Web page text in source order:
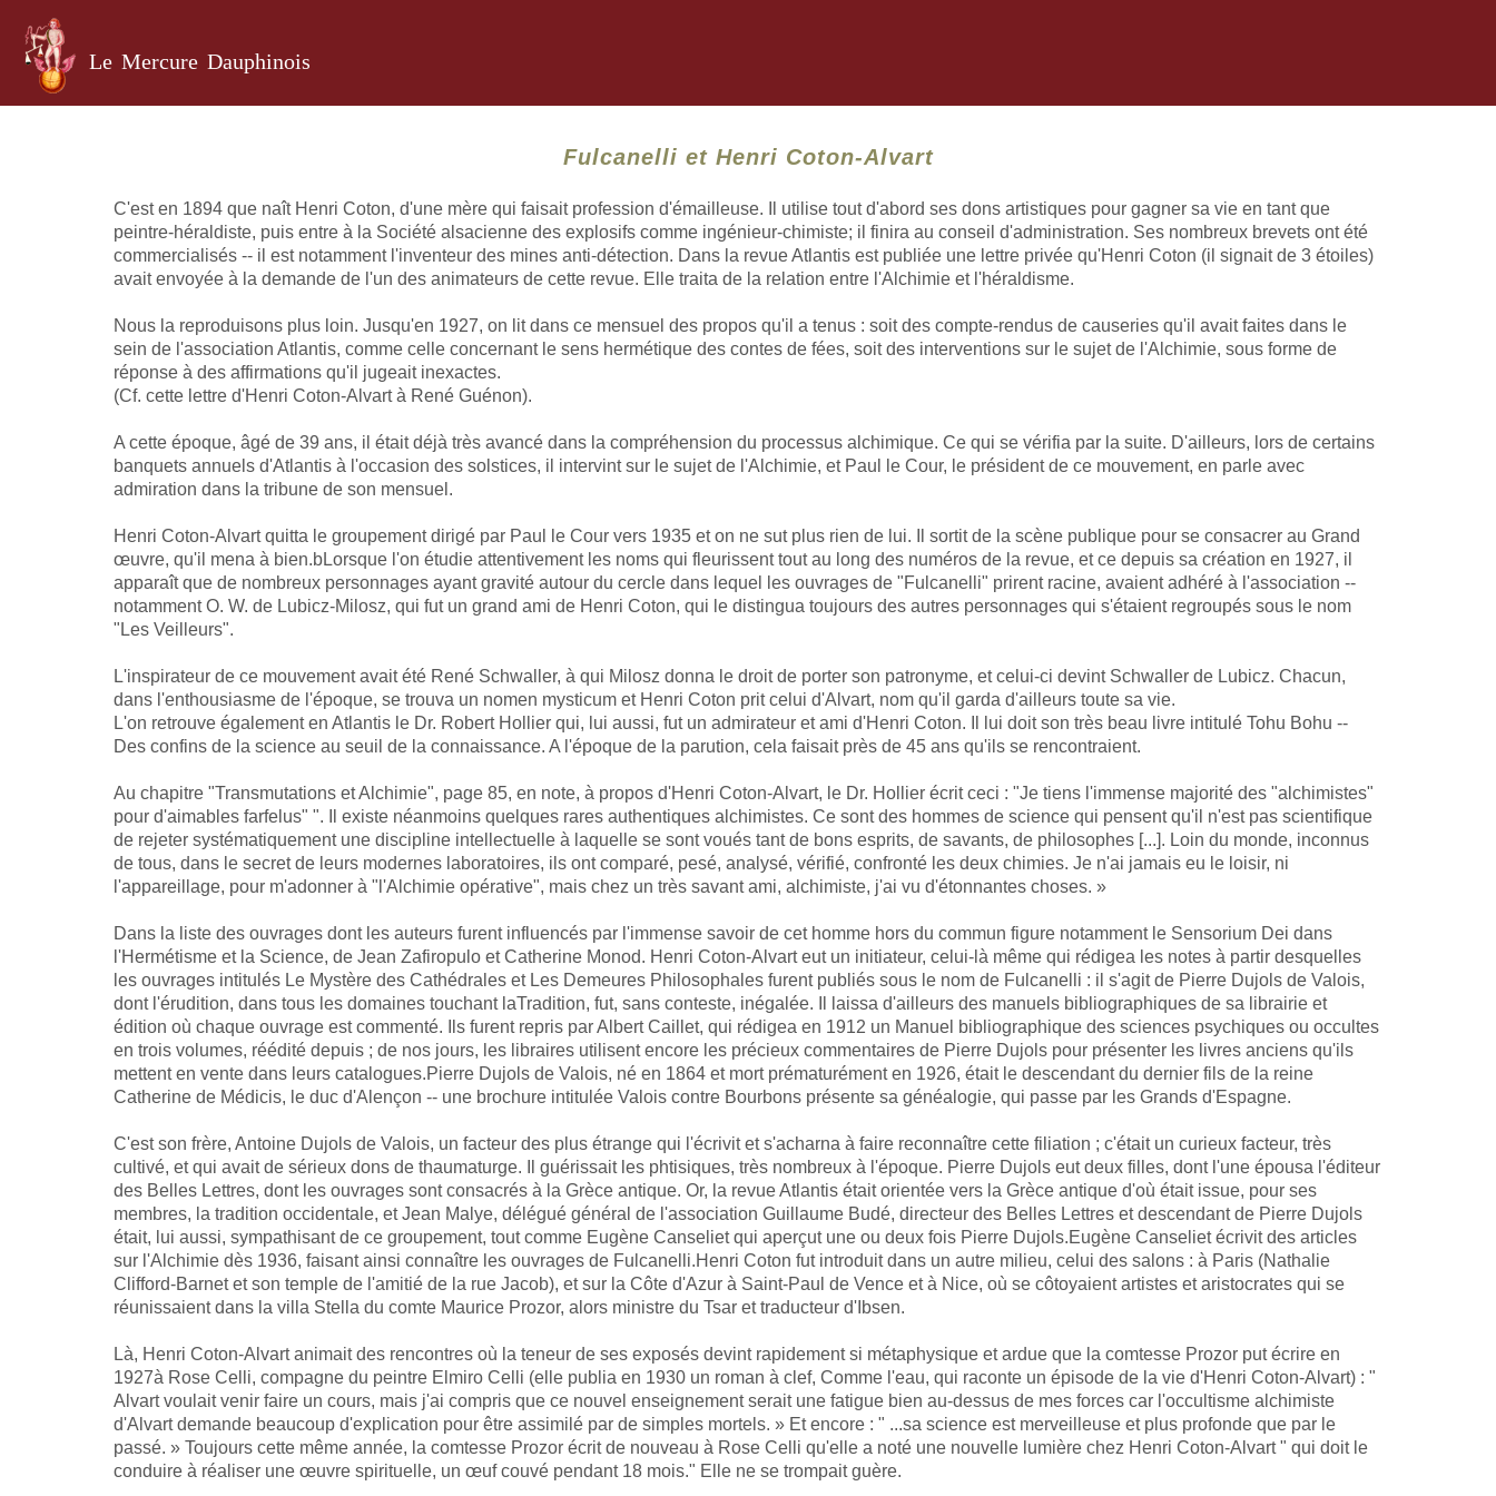
Le Mercure Dauphinois
Fulcanelli et Henri Coton-Alvart
C'est en 1894 que naît Henri Coton, d'une mère qui faisait profession d'émailleuse. Il utilise tout d'abord ses dons artistiques pour gagner sa vie en tant que
peintre-héraldiste, puis entre à la Société alsacienne des explosifs comme ingénieur-chimiste; il finira au conseil d'administration. Ses nombreux brevets ont été
commercialisés -- il est notamment l'inventeur des mines anti-détection. Dans la revue Atlantis est publiée une lettre privée qu'Henri Coton (il signait de 3 étoiles)
avait envoyée à la demande de l'un des animateurs de cette revue. Elle traita de la relation entre l'Alchimie et l'héraldisme.
Nous la reproduisons plus loin. Jusqu'en 1927, on lit dans ce mensuel des propos qu'il a tenus : soit des compte-rendus de causeries qu'il avait faites dans le
sein de l'association Atlantis, comme celle concernant le sens hermétique des contes de fées, soit des interventions sur le sujet de l'Alchimie, sous forme de
réponse à des affirmations qu'il jugeait inexactes.
(Cf. cette lettre d'Henri Coton-Alvart à René Guénon).
A cette époque, âgé de 39 ans, il était déjà très avancé dans la compréhension du processus alchimique. Ce qui se vérifia par la suite. D'ailleurs, lors de certains
banquets annuels d'Atlantis à l'occasion des solstices, il intervint sur le sujet de l'Alchimie, et Paul le Cour, le président de ce mouvement, en parle avec
admiration dans la tribune de son mensuel.
Henri Coton-Alvart quitta le groupement dirigé par Paul le Cour vers 1935 et on ne sut plus rien de lui. Il sortit de la scène publique pour se consacrer au Grand
œuvre, qu'il mena à bien.bLorsque l'on étudie attentivement les noms qui fleurissent tout au long des numéros de la revue, et ce depuis sa création en 1927, il
apparaît que de nombreux personnages ayant gravité autour du cercle dans lequel les ouvrages de "Fulcanelli" prirent racine, avaient adhéré à l'association --
notamment O. W. de Lubicz-Milosz, qui fut un grand ami de Henri Coton, qui le distingua toujours des autres personnages qui s'étaient regroupés sous le nom
"Les Veilleurs".
L'inspirateur de ce mouvement avait été René Schwaller, à qui Milosz donna le droit de porter son patronyme, et celui-ci devint Schwaller de Lubicz. Chacun,
dans l'enthousiasme de l'époque, se trouva un nomen mysticum et Henri Coton prit celui d'Alvart, nom qu'il garda d'ailleurs toute sa vie.
L'on retrouve également en Atlantis le Dr. Robert Hollier qui, lui aussi, fut un admirateur et ami d'Henri Coton. Il lui doit son très beau livre intitulé Tohu Bohu --
Des confins de la science au seuil de la connaissance. A l'époque de la parution, cela faisait près de 45 ans qu'ils se rencontraient.
Au chapitre "Transmutations et Alchimie", page 85, en note, à propos d'Henri Coton-Alvart, le Dr. Hollier écrit ceci : "Je tiens l'immense majorité des "alchimistes"
pour d'aimables farfelus" ". Il existe néanmoins quelques rares authentiques alchimistes. Ce sont des hommes de science qui pensent qu'il n'est pas scientifique
de rejeter systématiquement une discipline intellectuelle à laquelle se sont voués tant de bons esprits, de savants, de philosophes [...]. Loin du monde, inconnus
de tous, dans le secret de leurs modernes laboratoires, ils ont comparé, pesé, analysé, vérifié, confronté les deux chimies. Je n'ai jamais eu le loisir, ni
l'appareillage, pour m'adonner à "l'Alchimie opérative", mais chez un très savant ami, alchimiste, j'ai vu d'étonnantes choses. »
Dans la liste des ouvrages dont les auteurs furent influencés par l'immense savoir de cet homme hors du commun figure notamment le Sensorium Dei dans
l'Hermétisme et la Science, de Jean Zafiropulo et Catherine Monod. Henri Coton-Alvart eut un initiateur, celui-là même qui rédigea les notes à partir desquelles
les ouvrages intitulés Le Mystère des Cathédrales et Les Demeures Philosophales furent publiés sous le nom de Fulcanelli : il s'agit de Pierre Dujols de Valois,
dont l'érudition, dans tous les domaines touchant laTradition, fut, sans conteste, inégalée. Il laissa d'ailleurs des manuels bibliographiques de sa librairie et
édition où chaque ouvrage est commenté. Ils furent repris par Albert Caillet, qui rédigea en 1912 un Manuel bibliographique des sciences psychiques ou occultes
en trois volumes, réédité depuis ; de nos jours, les libraires utilisent encore les précieux commentaires de Pierre Dujols pour présenter les livres anciens qu'ils
mettent en vente dans leurs catalogues.Pierre Dujols de Valois, né en 1864 et mort prématurément en 1926, était le descendant du dernier fils de la reine
Catherine de Médicis, le duc d'Alençon -- une brochure intitulée Valois contre Bourbons présente sa généalogie, qui passe par les Grands d'Espagne.
C'est son frère, Antoine Dujols de Valois, un facteur des plus étrange qui l'écrivit et s'acharna à faire reconnaître cette filiation ; c'était un curieux facteur, très
cultivé, et qui avait de sérieux dons de thaumaturge. Il guérissait les phtisiques, très nombreux à l'époque. Pierre Dujols eut deux filles, dont l'une épousa l'éditeur
des Belles Lettres, dont les ouvrages sont consacrés à la Grèce antique. Or, la revue Atlantis était orientée vers la Grèce antique d'où était issue, pour ses
membres, la tradition occidentale, et Jean Malye, délégué général de l'association Guillaume Budé, directeur des Belles Lettres et descendant de Pierre Dujols
était, lui aussi, sympathisant de ce groupement, tout comme Eugène Canseliet qui aperçut une ou deux fois Pierre Dujols.Eugène Canseliet écrivit des articles
sur l'Alchimie dès 1936, faisant ainsi connaître les ouvrages de Fulcanelli.Henri Coton fut introduit dans un autre milieu, celui des salons : à Paris (Nathalie
Clifford-Barnet et son temple de l'amitié de la rue Jacob), et sur la Côte d'Azur à Saint-Paul de Vence et à Nice, où se côtoyaient artistes et aristocrates qui se
réunissaient dans la villa Stella du comte Maurice Prozor, alors ministre du Tsar et traducteur d'Ibsen.
Là, Henri Coton-Alvart animait des rencontres où la teneur de ses exposés devint rapidement si métaphysique et ardue que la comtesse Prozor put écrire en
1927à Rose Celli, compagne du peintre Elmiro Celli (elle publia en 1930 un roman à clef, Comme l'eau, qui raconte un épisode de la vie d'Henri Coton-Alvart) : "
Alvart voulait venir faire un cours, mais j'ai compris que ce nouvel enseignement serait une fatigue bien au-dessus de mes forces car l'occultisme alchimiste
d'Alvart demande beaucoup d'explication pour être assimilé par de simples mortels. » Et encore : " ...sa science est merveilleuse et plus profonde que par le
passé. » Toujours cette même année, la comtesse Prozor écrit de nouveau à Rose Celli qu'elle a noté une nouvelle lumière chez Henri Coton-Alvart " qui doit le
conduire à réaliser une œuvre spirituelle, un œuf couvé pendant 18 mois." Elle ne se trompait guère.